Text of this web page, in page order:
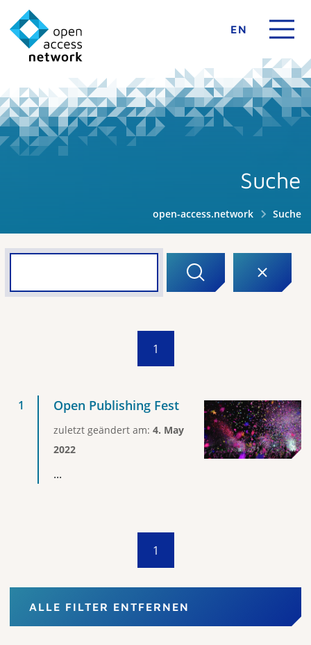
EN
Suche
open-access.network Suche
1
Open Publishing Fest
zuletzt geändert am: 4. May
2022
...
1
ALLE FILTER ENTFERNEN